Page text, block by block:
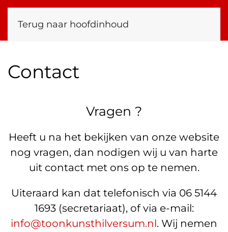
Terug naar hoofdinhoud
Contact
Vragen ?
Heeft u na het bekijken van onze website
nog vragen, dan nodigen wij u van harte
uit contact met ons op te nemen.
Uiteraard kan dat telefonisch via 06 5144
1693 (secretariaat), of via e-mail:
info@toonkunsthilversum.nl. Wij nemen